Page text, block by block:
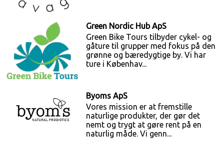
Green Nordic Hub ApS
Green Bike Tours tilbyder cykel- og
gåture til grupper med fokus på den
grønne og bæredygtige by. Vi har
ture i Københav...
Byoms ApS
Vores mission er at fremstille
naturlige produkter, der gør det
nemt og trygt at gøre rent på en
naturlig måde. Vi genn...